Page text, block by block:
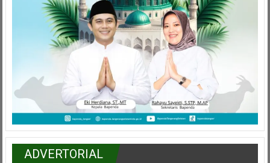
ADVERTORIAL